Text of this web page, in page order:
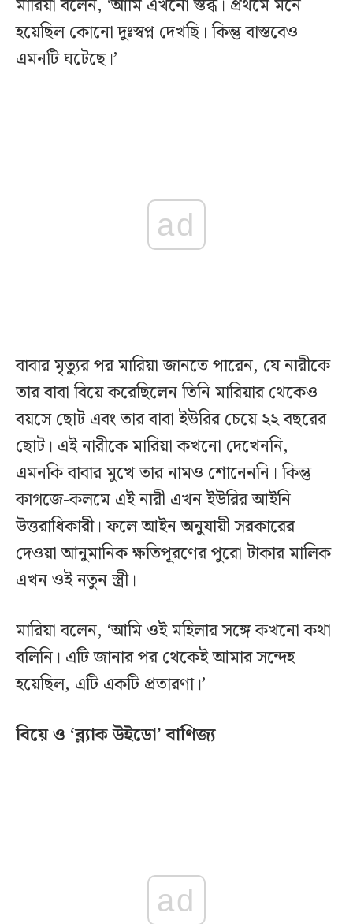
মারিয়া বলেন, ‘আমি এখনো স্তব্ধ। প্রথমে মনে
হয়েছিল কোনো দুঃস্বপ্ন দেখছি। কিন্তু বাস্তবেও
এমনটি ঘটেছে।’
ad
বাবার মৃত্যুর পর মারিয়া জানতে পারেন, যে নারীকে
তার বাবা বিয়ে করেছিলেন তিনি মারিয়ার থেকেও
বয়সে ছোট এবং তার বাবা ইউরির চেয়ে ২২ বছরের
ছোট। এই নারীকে মারিয়া কখনো দেখেননি,
এমনকি বাবার মুখে তার নামও শোনেননি। কিন্তু
কাগজে-কলমে এই নারী এখন ইউরির আইনি
উত্তরাধিকারী। ফলে আইন অনুযায়ী সরকারের
দেওয়া আনুমানিক ক্ষতিপূরণের পুরো টাকার মালিক
এখন ওই নতুন স্ত্রী।
মারিয়া বলেন, ‘আমি ওই মহিলার সঙ্গে কখনো কথা
বলিনি। এটি জানার পর থেকেই আমার সন্দেহ
হয়েছিল, এটি একটি প্রতারণা।’
বিয়ে ও ‘ব্ল্যাক উইডো’ বাণিজ্য
ad